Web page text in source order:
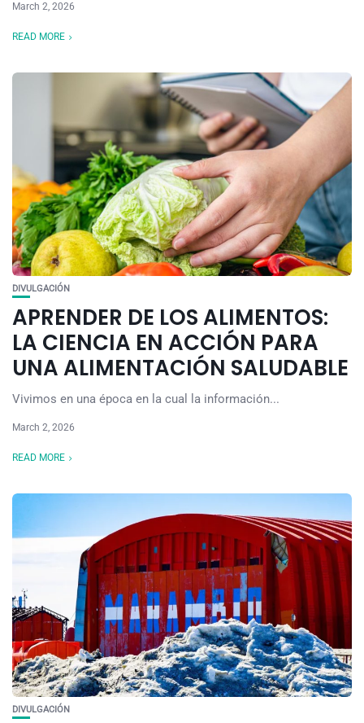
March 2, 2026
READ MORE
DIVULGACIÓN
APRENDER DE LOS ALIMENTOS:
LA CIENCIA EN ACCIÓN PARA
UNA ALIMENTACIÓN SALUDABLE
Vivimos en una época en la cual la información...
March 2, 2026
READ MORE
DIVULGACIÓN